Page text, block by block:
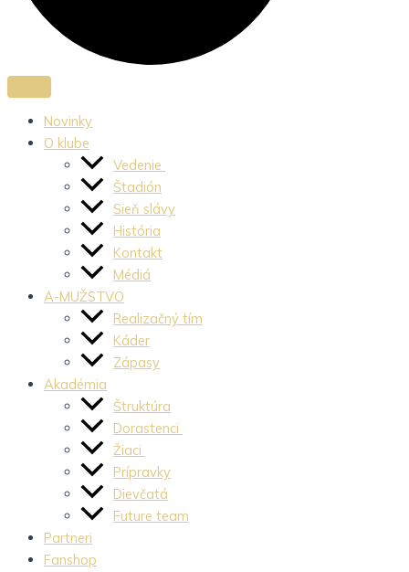
Novinky
O klube
Vedenie
Štadión
Sieň slávy
História
Kontakt
Médiá
A-MUŽSTVO
Realizačný tím
Káder
Zápasy
Akadémia
Štruktúra
Dorastenci
Žiaci
Prípravky
Dievčatá
Future team
Partneri
Fanshop